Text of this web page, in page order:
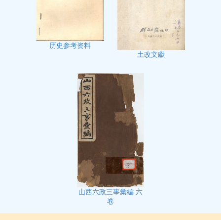
历史参考资料
土改文獻
山西六政三事彙編 六
卷